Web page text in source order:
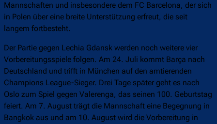
Mannschaften und insbesondere dem FC Barcelona, der sich
in Polen über eine breite Unterstützung erfreut, die seit
langem fortbesteht.
Der Partie gegen Lechia Gdansk werden noch weitere vier
Vorbereitungsspiele folgen. Am 24. Juli kommt Barça nach
Deutschland und trifft in München auf den amtierenden
Champions League-Sieger. Drei Tage später geht es nach
Oslo zum Spiel gegen Valerenga, das seinen 100. Geburtstag
feiert. Am 7. August trägt die Mannschaft eine Begegnung in
Bangkok aus und am 10. August wird die Vorbereitung in